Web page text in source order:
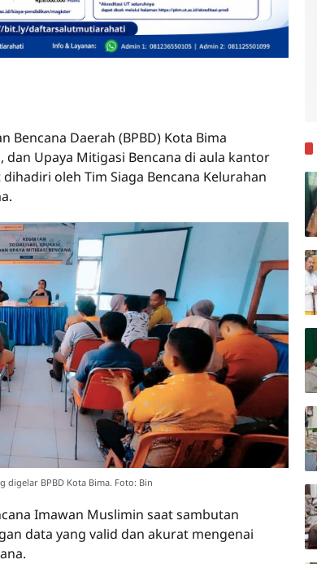
Bencana Daerah (BPBD) Kota Bima
dan Upaya Mitigasi Bencana di aula kantor
oleh Tim Siaga Bencana Kelurahan
digelar BPBD Kota Bima. Foto: Bin
Imawan Muslimin saat sambutan
data yang valid dan akurat mengenai